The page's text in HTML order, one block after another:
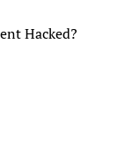
Hacked?